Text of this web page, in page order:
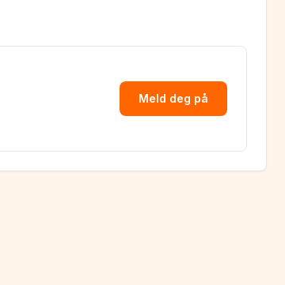
Meld deg på